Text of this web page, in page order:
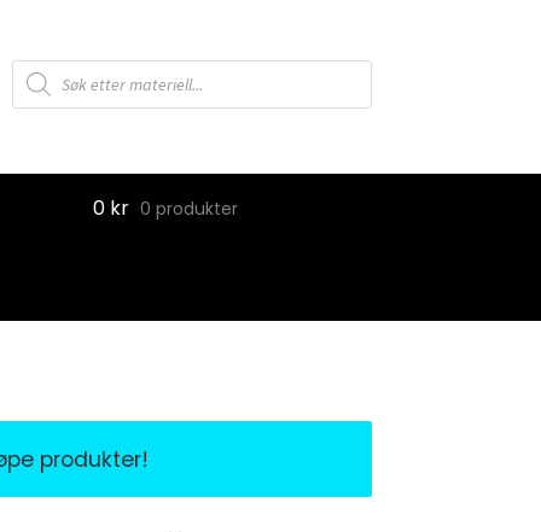
Products
search
0 kr 0 produkter
produkter!